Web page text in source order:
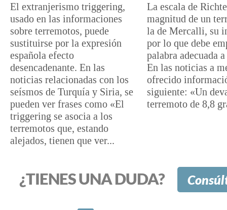
El extranjerismo triggering,
usado en las informaciones
sobre terremotos, puede
sustituirse por la expresión
española efecto
desencadenante. En las
noticias relacionadas con los
seísmos de Turquía y Siria, se
pueden ver frases como «El
triggering se asocia a los
terremotos que, estando
alejados, tienen que ver...
La escala de
magnitud de un
la de Mercalli, su
por lo que debe
palabra adecuada
En las noticias a
ofrecido
siguiente: «Un
terremoto de 8,8
¿TIENES UNA DUDA?